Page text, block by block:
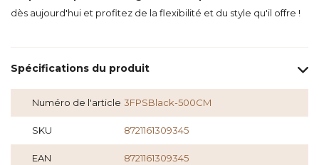
dès aujourd'hui et profitez de la flexibilité et du style qu'il offre !
Spécifications du produit
Numéro de l'article 3FPSBlack-500CM
SKU 8721161309345
EAN 8721161309345